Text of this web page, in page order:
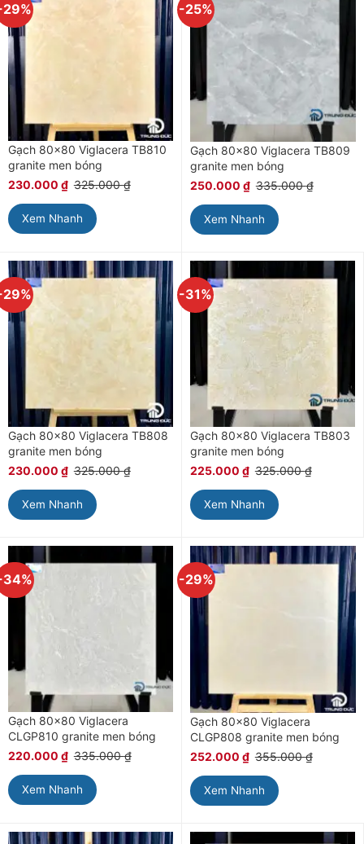
Gạch 80×80 Viglacera TB810
granite men bóng
230.000 ₫ 325.000₫
Xem Nhanh
-25%
Gạch 80×80 Viglacera TB809
granite men bóng
250.000 ₫ 335.000₫
Xem Nhanh
Gạch 80×80 Viglacera TB808
granite men bóng
230.000 ₫ 325.000₫
Xem Nhanh
-31%
Gạch 80×80 Viglacera TB803
granite men bóng
225.000 ₫ 325.000₫
Xem Nhanh
Gạch 80×80 Viglacera
CLGP810 granite men bóng
220.000 ₫ 335.000₫
Xem Nhanh
-29%
Gạch 80×80 Viglacera
CLGP808 granite men bóng
252.000 ₫ 355.000₫
Xem Nhanh